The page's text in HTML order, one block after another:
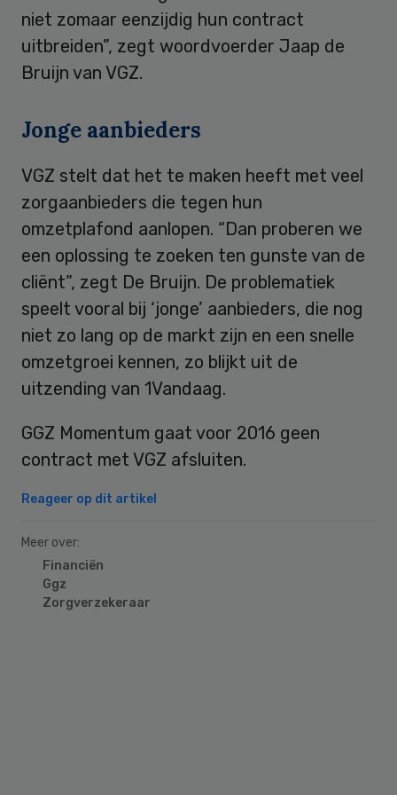
niet zomaar eenzijdig hun contract
uitbreiden”, zegt woordvoerder Jaap de
Bruijn van VGZ.
Jonge aanbieders
VGZ stelt dat het te maken heeft met veel
zorgaanbieders die tegen hun
omzetplafond aanlopen. “Dan proberen we
een oplossing te zoeken ten gunste van de
cliënt”, zegt De Bruijn. De problematiek
speelt vooral bij ‘jonge’ aanbieders, die nog
niet zo lang op de markt zijn en een snelle
omzetgroei kennen, zo blijkt uit de
uitzending van 1Vandaag.
GGZ Momentum gaat voor 2016 geen
contract met VGZ afsluiten.
Reageer op dit artikel
Meer over:
Financiën
Ggz
Zorgverzekeraar